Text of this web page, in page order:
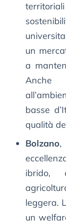
un
a
Anche
basse
qualità
Bolzano,
ibrido,
leggera.
un